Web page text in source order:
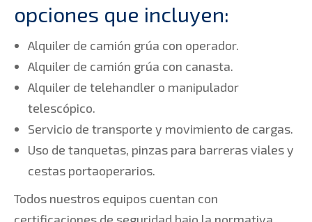
opciones que incluyen:
Alquiler de camión grúa con operador.
Alquiler de camión grúa con canasta.
Alquiler de telehandler o manipulador
telescópico.
Servicio de transporte y movimiento de cargas.
Uso de tanquetas, pinzas para barreras viales y
cestas portaoperarios.
Todos nuestros equipos cuentan con